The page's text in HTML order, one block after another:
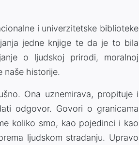
i univerzitetske biblioteke
jedne knjige te da je to bila
o ljudskoj prirodi, moralnoj
naše historije.
Ona uznemirava, propituje i
odgovor. Govori o granicama
koliko smo, kao pojedinci i kao
ljudskom stradanju. Upravo